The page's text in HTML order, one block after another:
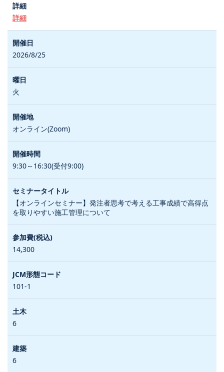
詳細
2026/8/25
火
オンライン(Zoom)
9:30～16:30(受付9:00)
【オンラインセミナー】発注者思考で考える工事成績で高得点
を取りやすい施工管理について
14,300
101-1
6
6